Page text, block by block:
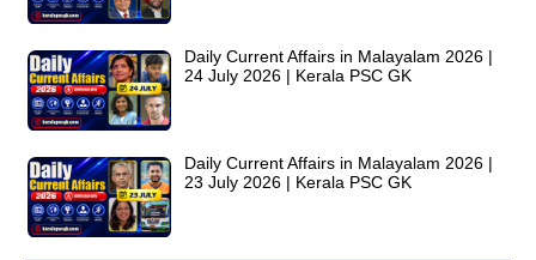
Daily Current Affairs in Malayalam 2026 |
24 July 2026 | Kerala PSC GK
Daily Current Affairs in Malayalam 2026 |
23 July 2026 | Kerala PSC GK